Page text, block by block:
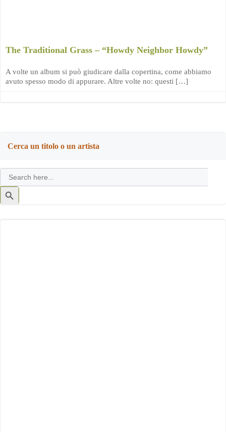
The Traditional Grass – “Howdy Neighbor Howdy”
A volte un album si può giudicare dalla copertina, come abbiamo
avuto spesso modo di appurare. Altre volte no: questi […]
Cerca un titolo o un artista
Search
for:
Search
Button